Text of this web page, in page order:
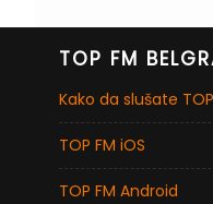
TOP FM
Kako da slušate
TOP FM iOS
TOP FM Android